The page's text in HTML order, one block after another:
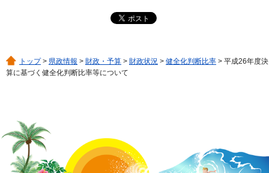
トップ> 県政情報 > 財政・予算 > 財政状況 > 健全化判断比率 > 平成26年度決
算に基づく健全化判断比率等について